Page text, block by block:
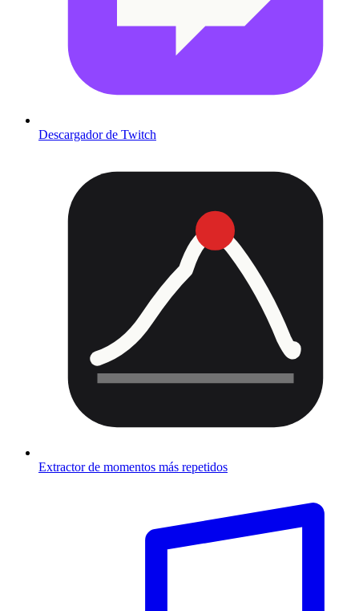
Descargador de Twitch
Extractor de momentos más repetidos